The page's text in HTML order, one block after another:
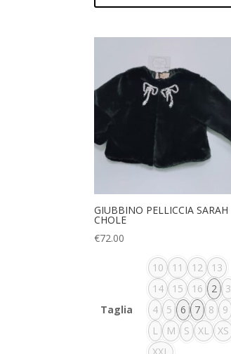
GIUBBINO PELLICCIA SARAH
CHOLE
€72.00
Taglia
10 11 12
13
14
15 16 2
3
4
5 6 7 8
9
L
M S XL
XS